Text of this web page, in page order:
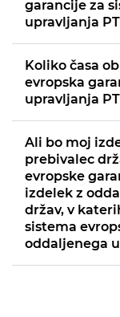
garancije za
upravljanja
Koliko časa
evropska
upravljanja
Ali bo moj
prebivalec
evropske
izdelek z
držav, v
sistema
oddaljenega